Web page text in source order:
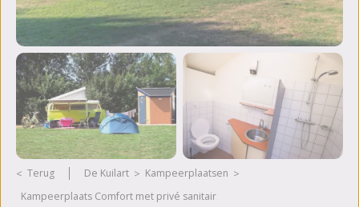
Terug De Kuilart
kampeerplaatsen
Kampeerplaats Comfort met privé sanitair